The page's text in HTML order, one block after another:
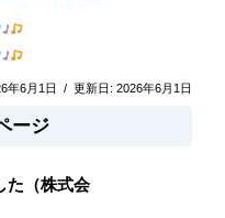
年6月1日 / 更新日: 2026年6月1日
ージ
た（株式会